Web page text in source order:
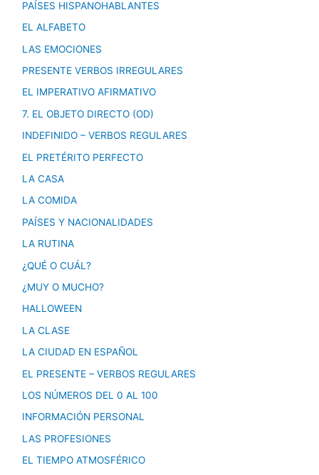
PAÍSES HISPANOHABLANTES
EL ALFABETO
LAS EMOCIONES
PRESENTE VERBOS IRREGULARES
EL IMPERATIVO AFIRMATIVO
7. EL OBJETO DIRECTO (OD)
INDEFINIDO – VERBOS REGULARES
EL PRETÉRITO PERFECTO
LA CASA
LA COMIDA
PAÍSES Y NACIONALIDADES
LA RUTINA
¿QUÉ O CUÁL?
¿MUY O MUCHO?
HALLOWEEN
LA CLASE
LA CIUDAD EN ESPAÑOL
EL PRESENTE – VERBOS REGULARES
LOS NÚMEROS DEL 0 AL 100
INFORMACIÓN PERSONAL
LAS PROFESIONES
EL TIEMPO ATMOSFÉRICO